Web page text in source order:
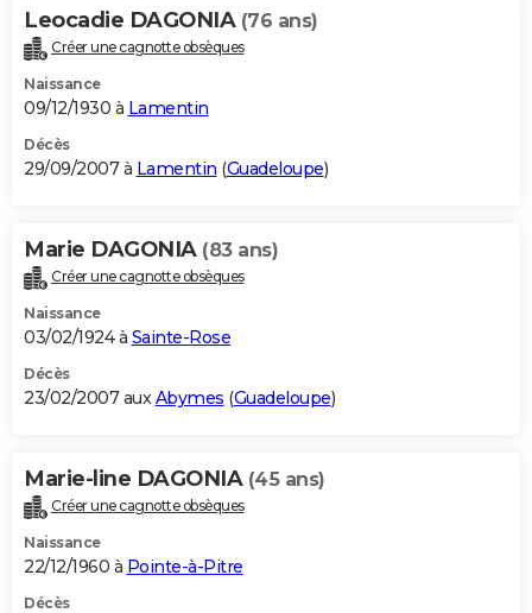
Leocadie DAGONIA (76 ans)
Créer une cagnotte obsèques
Naissance
09/12/1930 à Lamentin
Décès
29/09/2007 à Lamentin (Guadeloupe)
Marie DAGONIA (83 ans)
Créer une cagnotte obsèques
Naissance
03/02/1924 à Sainte-Rose
Décès
23/02/2007 auxAbymes (Guadeloupe)
Marie-line DAGONIA (45 ans)
Créer une cagnotte obsèques
Naissance
22/12/1960 à Pointe-à-Pitre
Décès